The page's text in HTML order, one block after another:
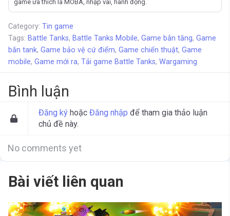
game ưa thích là MOBA, nhập vai, hành động.
Category: Tin game
Tags: Battle Tanks, Battle Tanks Mobile, Game bắn tăng, Game
bắn tank, Game bảo vệ cứ điểm, Game chiến thuật, Game
mobile, Game mới ra, Tải game Battle Tanks, Wargaming
Bình luận
Đăng ký hoặc Đăng nhập để tham gia thảo luận
chủ đề này.
No comments yet
Bài viết liên quan